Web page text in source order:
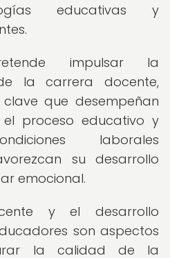
educativas y
impulsar la
la carrera docente,
que desempeñan
proceso educativo y
laborales
su desarrollo
emocional.
y el desarrollo
son aspectos
la calidad de la